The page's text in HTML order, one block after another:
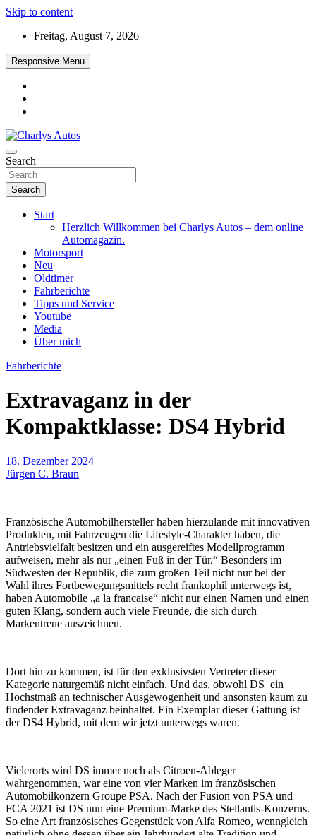
Skip to content
Freitag, August 7, 2026
Responsive Menu
Charlys Autos
Das neue Automagazin – global. regional. informativ. interaktiv
Search
Search
Start
Herzlich Willkommen bei Charlys Autos – dem online
Automagazin.
Motorsport
Neu
Oldtimer
Fahrberichte
Tipps und Service
Youtube
Media
Über mich
Fahrberichte
Extravaganz in der
Kompaktklasse: DS4 Hybrid
18. Dezember 2024
Jürgen C. Braun
Französische Automobilhersteller haben hierzulande mit innovativen
Produkten, mit Fahrzeugen die Lifestyle-Charakter haben, die
Antriebsvielfalt besitzen und ein ausgereiftes Modellprogramm
aufweisen, mehr als nur „einen Fuß in der Tür.“ Besonders im
Südwesten der Republik, die zum großen Teil nicht nur bei der
Wahl ihres Fortbewegungsmittels recht frankophil unterwegs ist,
haben Automobile „a la francaise“ nicht nur einen Namen und einen
guten Klang, sondern auch viele Freunde, die sich durch
Markentreue auszeichnen.
Dort hin zu kommen, ist für den exklusivsten Vertreter dieser
Kategorie naturgemäß nicht einfach. Und das, obwohl DS ein
Höchstmaß an technischer Ausgewogenheit und ansonsten kaum zu
findender Extravaganz beinhaltet. Ein Exemplar dieser Gattung ist
der DS4 Hybrid, mit dem wir jetzt unterwegs waren.
Vielerorts wird DS immer noch als Citroen-Ableger
wahrgenommen, war eine von vier Marken im französischen
Automobilkonzern Groupe PSA. Nach der Fusion von PSA und
FCA 2021 ist DS nun eine Premium-Marke des Stellantis-Konzerns.
So eine Art französisches Gegenstück von Alfa Romeo, wenngleich